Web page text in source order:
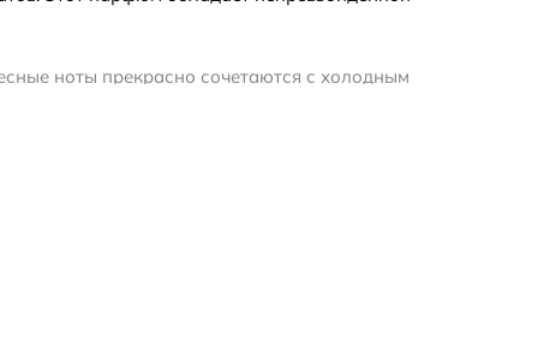
ноты прекрасно сочетаются с холодным